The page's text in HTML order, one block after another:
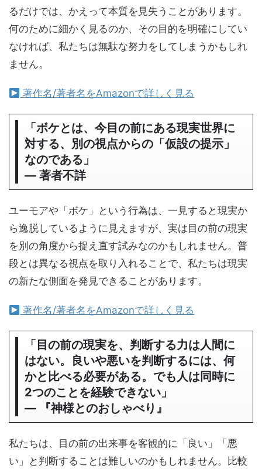
るだけでは、かえって本質を見失うことがあります。
何のために細かく見るのか、その目的を明確にしてい
なければ、私たちは無駄な努力をしてしまうかもしれ
ません。
著作名/著者名をAmazonで詳しく見る
「ボケとは、今目の前にある現実世界に
対する、別の視点からの「仮設の提示」
なのである」
― 著者不詳
ユーモアや「ボケ」という行為は、一見すると現実か
ら逸脱しているように見えますが、実は目の前の現実
を別の角度から捉え直す試みなのかもしれません。普
段とは異なる視点を取り入れることで、私たちは現実
の新たな側面を発見できることがあります。
著作名/著者名をAmazonで詳しく見る
「目の前の現実を、判断する力は人間に
はない。良いや悪いを判断するには、何
かと比べる必要がある。でも人は同時に
2つのことを経験できない」
― 『神様とのおしゃべり』
私たちは、目の前の出来事を客観的に「良い」「悪
い」と判断することは難しいのかもしれません。比較